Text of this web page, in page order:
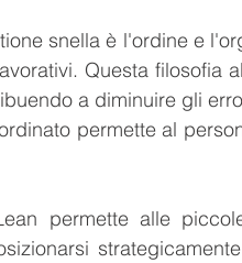
snella è l'ordine e
Questa filosofia
a diminuire gli
permette al
permette alle